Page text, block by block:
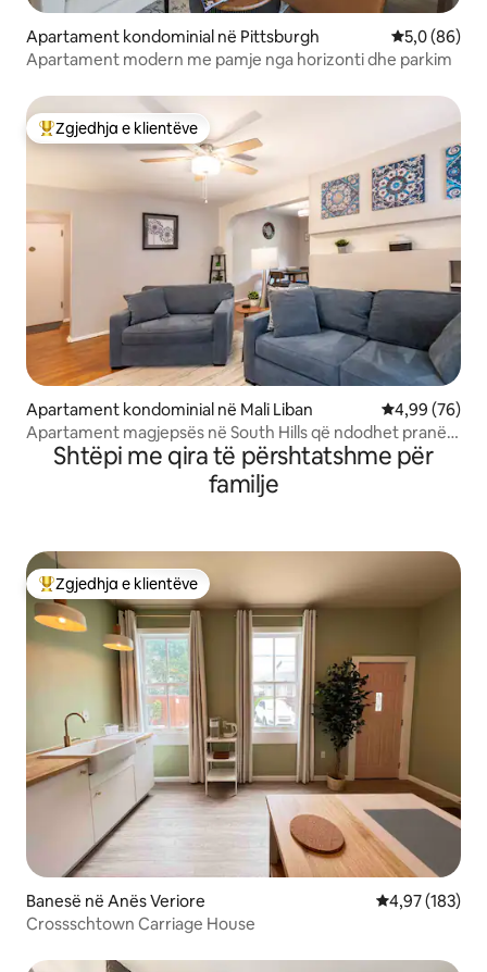
Apartament kondominial në Pittsburgh Vlerësimi
5,0 (86)
Apartament modern me pamje nga horizonti dhe parkim
Më të mirat e zgjedhjeve të klientëve
Zgjedhja e klientëve
Apartament kondominial në Mali Liban Vlerësimi
4,99 (76)
Apartament magjepsës në South Hills që ndodhet pranë
parqeve
Shtëpi me qira të përshtatshme për
familje
Më të mirat e zgjedhjeve të klientëve
Zgjedhja e klientëve
Banesë në Anës Veriore Vlerësimi
4,97 (183)
Crossschtown Carriage House